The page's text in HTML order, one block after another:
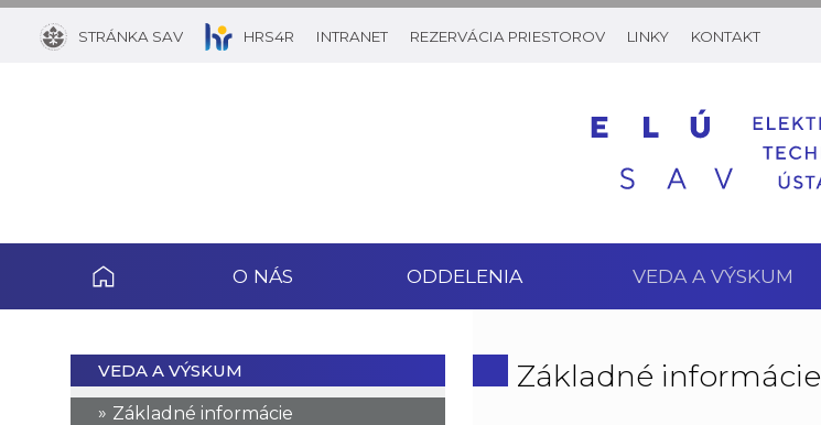
STRÁNKA SAV HRS4R INTRANET REZERVÁCIA PRIESTOROV LINKY KONTAKT
O NÁS ODDELENIA VEDA A VÝSKUM
VEDA A VÝSKUM
Základné informácie
Základné informácie